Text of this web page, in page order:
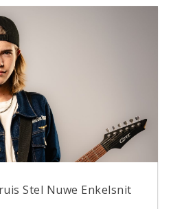
Stel Nuwe Enkelsnit